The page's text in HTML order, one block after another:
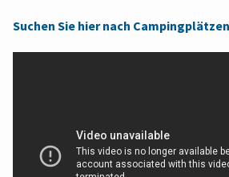
Suchen Sie hier nach